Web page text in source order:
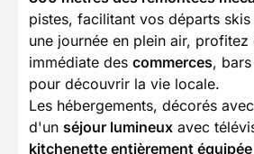
pistes, facilitant vos départs
une journée en plein air,
immédiate des commerces,
pour découvrir la vie locale.
Les hébergements, décorés
d'un séjour lumineux avec
kitchenette entièrement équipée